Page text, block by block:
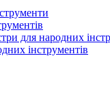
для народних
інструментів